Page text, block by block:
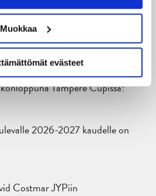
Muokkaa
evästeet
kauteen 2026–2027 on nimetty
ovat alkaneet – ensimmäinen
Tampere Cupissa!
2026-2027 kaudelle on
Costmar JYPiin